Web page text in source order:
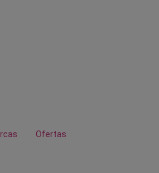
Ofertas